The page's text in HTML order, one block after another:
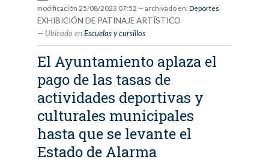
modificación 25/08/2023 07:52 — archivado en: Deportes
EXHIBICIÓN DE PATINAJE ARTÍSTICO
Ubicado en Escuelas y cursillos
El Ayuntamiento aplaza el
pago de las tasas de
actividades deportivas y
culturales municipales
hasta que se levante el
Estado de Alarma